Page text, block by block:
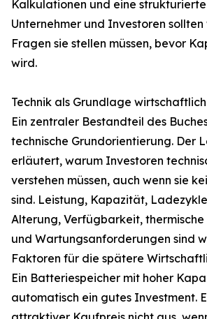
Kalkulationen und eine
Unternehmer und Investoren sollten
Fragen sie stellen müssen, bevor
wird.
Technik als Grundlage
Ein zentraler Bestandteil des
technische Grundorientierung. Der
erläutert, warum Investoren
verstehen müssen, auch wenn sie
sind. Leistung, Kapazität,
Alterung, Verfügbarkeit,
und Wartungsanforderungen sind
Faktoren für die spätere
Ein Batteriespeicher mit hoher
automatisch ein gutes Investment.